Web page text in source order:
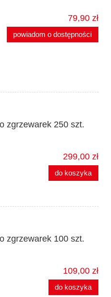
79,90 zł
powiadom o dostępności
zgrzewarek 250 szt.
299,00 zł
do koszyka
zgrzewarek 100 szt.
109,00 zł
do koszyka